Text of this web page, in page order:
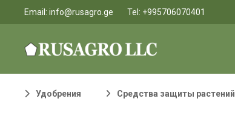
Email: info@rusagro.ge Tel: +995706070401
Удобрения Средства защиты растений